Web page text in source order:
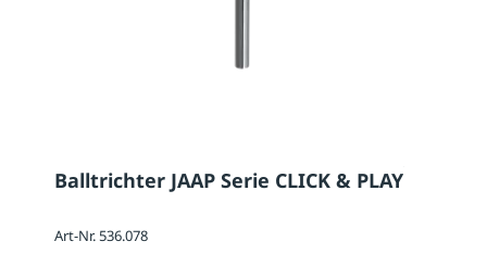
Balltrichter JAAP Serie CLICK & PLAY
Art-Nr. 536.078